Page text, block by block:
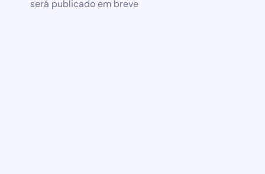
será publicado em breve